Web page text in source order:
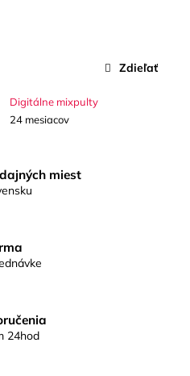
Digitálne mixpulty
24 mesiacov
Zdieľať
miest
24hod